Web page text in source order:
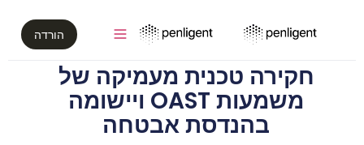
הורדה
חקירה טכנית מעמיקה של
משמעות OAST ויישומה
בהנדסת אבטחה